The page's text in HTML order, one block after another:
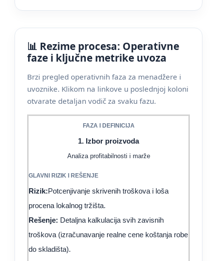
📊 Rezime procesa: Operativne
faze i ključne metrike uvoza
Brzi pregled operativnih faza za menadžere i
uvoznike. Klikom na linkove u poslednjoj koloni
otvarate detaljan vodič za svaku fazu.
1. Izbor proizvoda
Analiza profitabilnosti i marže
Rizik:Potcenjivanje skrivenih troškova i loša
procena lokalnog tržišta.
Rešenje: Detaljna kalkulacija svih zavisnih
troškova (izračunavanje realne cene koštanja robe
do skladišta).